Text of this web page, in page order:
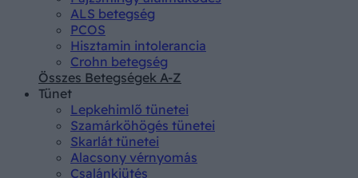
ALS betegség
PCOS
Hisztamin intolerancia
Crohn betegség
Összes Betegségek A-Z
Tünet
Lepkehimlő tünetei
Szamárköhögés tünetei
Skarlát tünetei
Alacsony vérnyomás
Csalánkiütés